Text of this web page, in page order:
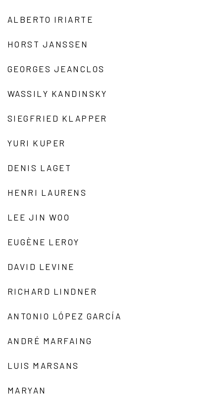
ALBERTO IRIARTE
HORST JANSSEN
GEORGES JEANCLOS
WASSILY KANDINSKY
SIEGFRIED KLAPPER
YURI KUPER
DENIS LAGET
HENRI LAURENS
LEE JIN WOO
EUGÈNE LEROY
DAVID LEVINE
RICHARD LINDNER
ANTONIO LÓPEZ GARCÍA
ANDRÉ MARFAING
LUIS MARSANS
MARYAN